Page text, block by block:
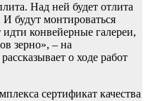
Над ней будет отлита
будут монтироваться
конвейерные галереи,
зерно», – на
о ходе работ
сертификат качества